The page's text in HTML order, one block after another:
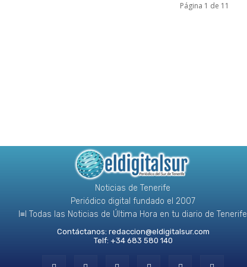
Página 1 de 11
Noticias de Tenerife
Periódico digital fundado el 2007
l≡l Todas las Noticias de Última Hora en tu diario de Tenerife
Contáctanos: redaccion@eldigitalsur.com
Telf: +34 683 580 140